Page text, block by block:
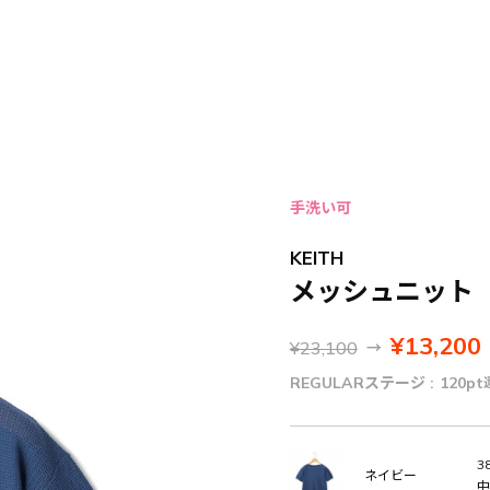
手洗い可
KEITH
メッシュニット
¥23,100 → ¥13,200
REGULARステージ : 120pt
ネイビー
中